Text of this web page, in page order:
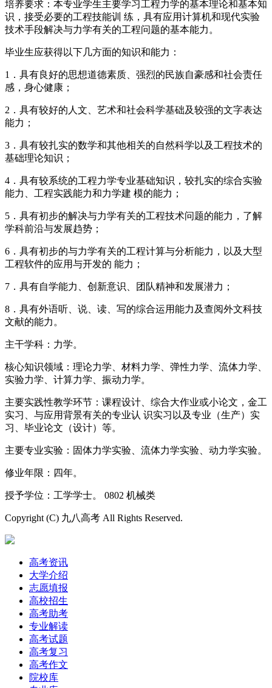
培养要求：本专业学生主要学习工程力学的基本理论和基本知
识，接受必要的工程技能训 练，具有应用计算机和现代实验
技术手段解决与力学有关的工程问题的基本能力。
毕业生应获得以下几方面的知识和能力：
1．具有良好的思想道德素质、强烈的民族自豪感和社会责任
感，身心健康；
2．具有较好的人文、艺术和社会科学基础及较强的文字表达
能力；
3．具有较扎实的数学和其他相关的自然科学以及工程技术的
基础理论知识；
4．具有较系统的工程力学专业基础知识，较扎实的综合实验
能力、工程实践能力和力学建 模的能力；
5．具有初步的解决与力学有关的工程技术问题的能力，了解
学科前沿与发展趋势；
6．具有初步的与力学有关的工程计算与分析能力，以及大型
工程软件的应用与开发的 能力；
7．具有自学能力、创新意识、团队精神和发展潜力；
8．具有外语听、说、读、写的综合运用能力及查阅外文科技
文献的能力。
主干学科：力学。
核心知识领域：理论力学、材料力学、弹性力学、流体力学、
实验力学、计算力学、振动力学。
主要实践性教学环节：课程设计、综合大作业或小论文，金工
实习、与应用背景有关的专业认 识实习以及专业（生产）实
习、毕业论文（设计）等。
主要专业实验：固体力学实验、流体力学实验、动力学实验。
修业年限：四年。
授予学位：工学学士。 0802 机械类
Copyright (C) 九八高考 All Rights Reserved.
高考资讯
大学介绍
志愿填报
高校招生
高考助考
专业解读
高考试题
高考复习
高考作文
院校库